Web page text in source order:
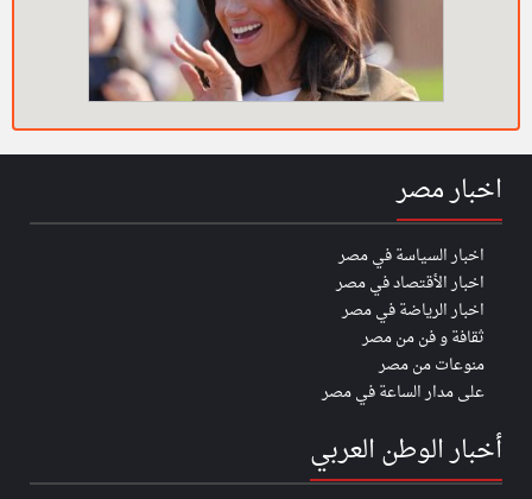
اخبار مصر
اخبار السياسة في مصر
اخبار الأقتصاد في مصر
اخبار الرياضة في مصر
ثقافة و فن من مصر
منوعات من مصر
على مدار الساعة في مصر
أخبار الوطن العربي